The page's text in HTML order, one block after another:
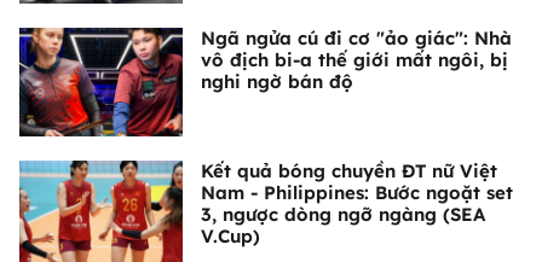
Ngã ngửa cú đi cơ "ảo giác": Nhà
vô địch bi-a thế giới mất ngôi, bị
nghi ngờ bán độ
Kết quả bóng chuyền ĐT nữ Việt
Nam - Philippines: Bước ngoặt set
3, ngược dòng ngỡ ngàng (SEA
V.Cup)